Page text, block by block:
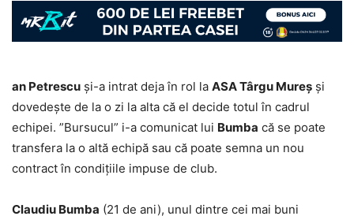
an Petrescu și-a intrat deja în rol la ASA Târgu Mureș și
dovedește de la o zi la alta că el decide totul în cadrul
echipei. ”Bursucul” i-a comunicat lui Bumba că se poate
transfera la o altă echipă sau că poate semna un nou
contract în condițiile impuse de club.
Claudiu Bumba (21 de ani), unul dintre cei mai buni